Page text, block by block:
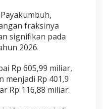
fraksinya
signifikan pada
2026.
Rp 605,99 miliar,
menjadi Rp 401,9
Rp 116,88 miliar.